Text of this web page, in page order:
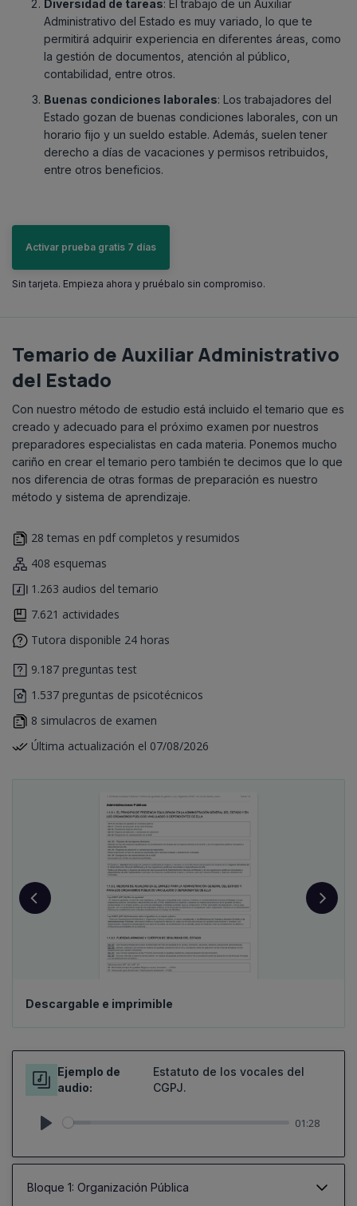
Diversidad de tareas: El trabajo de un Auxiliar
Administrativo del Estado es muy variado, lo que te
permitirá adquirir experiencia en diferentes áreas, como
la gestión de documentos, atención al público,
contabilidad, entre otros.
Buenas condiciones laborales: Los trabajadores del
Estado gozan de buenas condiciones laborales, con un
horario fijo y un sueldo estable. Además, suelen tener
derecho a días de vacaciones y permisos retribuidos,
entre otros beneficios.
Activar prueba gratis 7 días
Sin tarjeta. Empieza ahora y pruébalo sin compromiso.
Temario de Auxiliar Administrativo
del Estado
Con nuestro método de estudio está incluido el temario que es
creado y adecuado para el próximo examen por nuestros
preparadores especialistas en cada materia. Ponemos mucho
cariño en crear el temario pero también te decimos que lo que
nos diferencia de otras formas de preparación es nuestro
método y sistema de aprendizaje.
28 temas en pdf completos y resumidos
408 esquemas
1.263 audios del temario
7.621 actividades
Tutora disponible 24 horas
9.187 preguntas test
1.537 preguntas de psicotécnicos
8 simulacros de examen
Última actualización el 07/08/2026
Descargable e imprimible
Ejemplo de
audio:
Estatuto de los vocales del
CGPJ.
01:28
Bloque 1: Organización Pública